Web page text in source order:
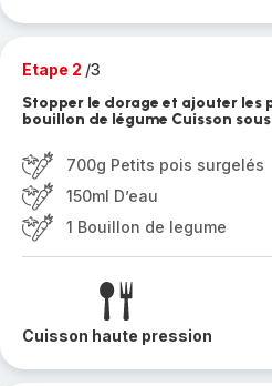
Etape 2 /3
Stopper le dorage et ajouter les
bouillon de légume Cuisson
700g Petits pois surgelés
150ml D’eau
1 Bouillon de legume
Cuisson haute pression